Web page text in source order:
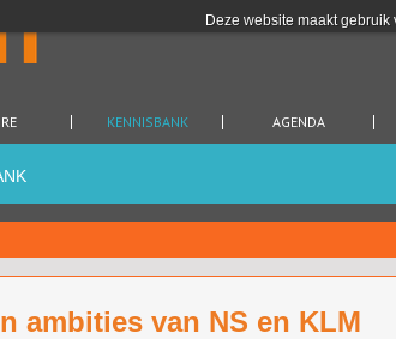
Deze website maakt gebruik
KENNISBANK AGENDA
ambities van NS en KLM